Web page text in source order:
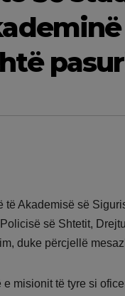
të Akademisë së
së Shtetit,
duke përcjellë
misionit të tyre si